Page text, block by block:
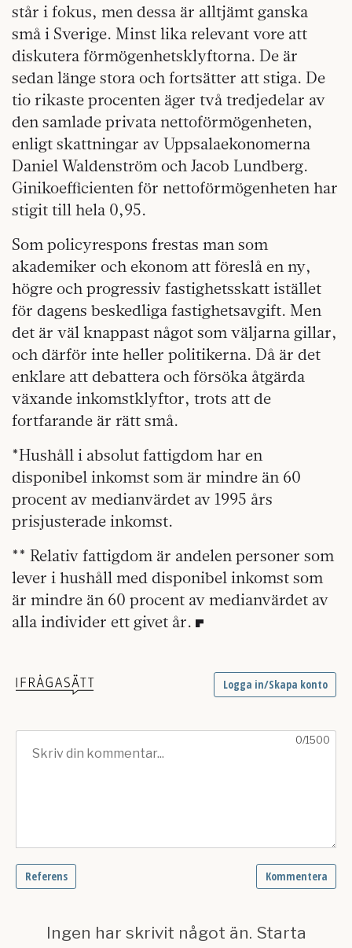
står i fokus, men dessa är alltjämt ganska
små i Sverige. Minst lika relevant vore att
diskutera förmögenhetsklyftorna. De är
sedan länge stora och fortsätter att stiga. De
tio rikaste procenten äger två tredjedelar av
den samlade privata nettoförmögenheten,
enligt skattningar av Uppsalaekonomerna
Daniel Waldenström och Jacob Lundberg.
Ginikoefficienten för nettoförmögenheten har
stigit till hela 0,95.
Som policyrespons frestas man som
akademiker och ekonom att föreslå en ny,
högre och progressiv fastighetsskatt istället
för dagens beskedliga fastighetsavgift. Men
det är väl knappast något som väljarna gillar,
och därför inte heller politikerna. Då är det
enklare att debattera och försöka åtgärda
växande inkomstklyftor, trots att de
fortfarande är rätt små.
*Hushåll i absolut fattigdom har en
disponibel inkomst som är mindre än 60
procent av medianvärdet av 1995 års
prisjusterade inkomst.
** Relativ fattigdom är andelen personer som
lever i hushåll med disponibel inkomst som
är mindre än 60 procent av medianvärdet av
alla individer ett givet år.